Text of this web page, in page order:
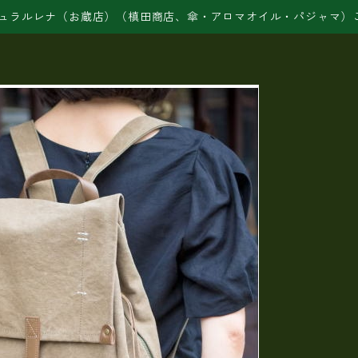
ラルレナ（お蔵店）（槙田商店、傘・アロマオイル・パジャマ）